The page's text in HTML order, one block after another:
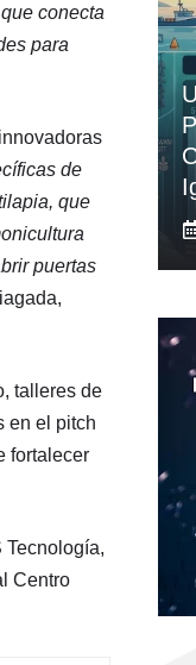
conecta
para
de
que
puertas
talleres de
en el pitch
fortalecer
Tecnología,
Centro